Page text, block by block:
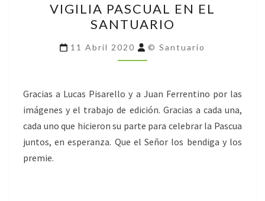
PASCUAL
EN
EL
SANTUARIO
VIGILIA PASCUAL EN EL
SANTUARIO
11 Abril 2020 © Santuario
Gracias a Lucas Pisarello y a Juan Ferrentino por las
imágenes y el trabajo de edición. Gracias a cada una,
cada uno que hicieron su parte para celebrar la Pascua
juntos, en esperanza. Que el Señor los bendiga y los
premie.